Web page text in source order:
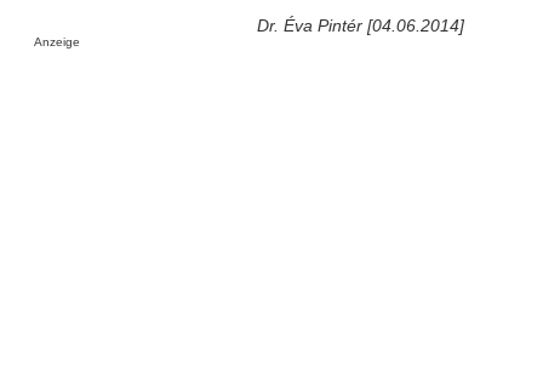
Dr. Éva Pintér [04.06.2014]
Anzeige